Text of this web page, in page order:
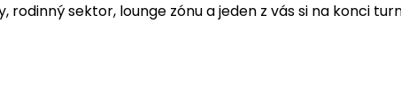
sektor, lounge zónu a jeden z vás si na konci